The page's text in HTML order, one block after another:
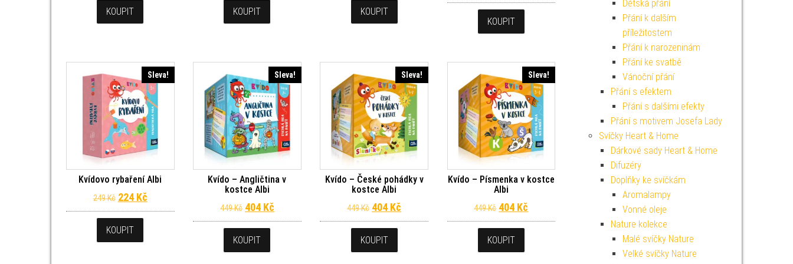
KOUPIT KOUPIT KOUPIT
KOUPIT
Sleva!
Kvídovo rybaření Albi
249Kč Původní cena byla: 249 Kč.
224 KčAktuální cena je: 224 Kč.
KOUPIT
Sleva!
Kvído – Angličtina v
kostce Albi
449Kč Původní cena byla: 449 Kč.
404 KčAktuální cena je: 404 Kč.
KOUPIT
Sleva!
Kvído – České pohádky v
kostce Albi
449Kč Původní cena byla: 449 Kč.
404 Kč Aktuální cena je: 404 Kč.
KOUPIT
Sleva!
Kvído – Písmenka v kostce
Albi
449Kč Původní cena byla: 449 Kč.
404 Kč Aktuální cena je: 404 Kč.
KOUPIT
Dětská přání
Přání k dalším
příležitostem
Přání k narozeninám
Přání ke svatbě
Vánoční přání
Přání s efektem
Přání s dalšími efekty
Přání s motivem Josefa Lady
Svíčky Heart & Home
Dárkové sady Heart & Home
Difuzéry
Doplňky ke svíčkám
Aromalampy
Vonné oleje
Nature kolekce
Malé svíčky Nature
Velké svíčky Nature